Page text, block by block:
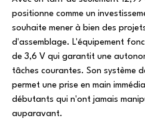
positionne comme un
souhaite mener à bien des
d'assemblage. L'équipement
de 3,6 V qui garantit une
tâches courantes. Son système
permet une prise en main
débutants qui n'ont jamais
auparavant.